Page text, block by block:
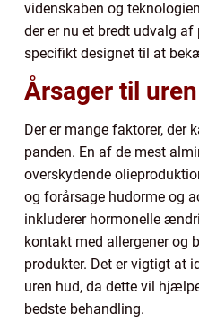
videnskaben og
der er nu et bredt udvalg
specifikt designet til at
Årsager til
Der er mange faktorer, der
panden. En af de mest
overskydende
og forårsage hudorme og
inkluderer hormonelle
kontakt med allergener og
produkter. Det er vigtigt at
uren hud, da dette vil
bedste behandling.